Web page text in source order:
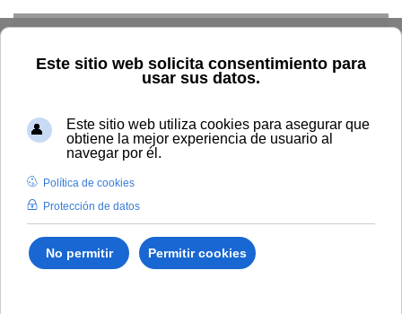
Inicio La UNIA TOUNIA Personal
PTGAS
funcionarios
Empleo
Empleo